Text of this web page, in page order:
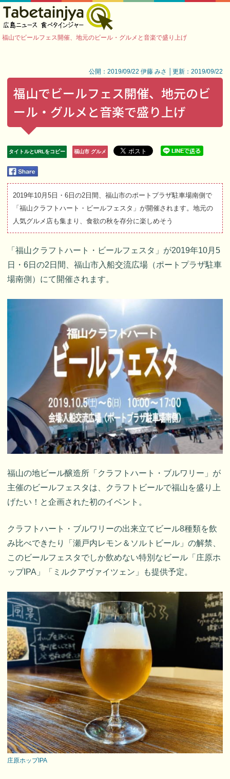
福山でビールフェス開催、地元のビール・グルメと音楽で盛り上げ
公開：2019/09/22 伊藤 みさ │更新：2019/09/22
福山でビールフェス開催、地元のビ
ール・グルメと音楽で盛り上げ
タイトルとURLをコピー 福山市 グルメ
2019年10月5日・6日の2日間、福山市のポートプラザ駐車場南側で
「福山クラフトハート・ビールフェスタ」が開催されます。地元の
人気グルメ店も集まり、食欲の秋を存分に楽しめそう
「福山クラフトハート・ビールフェスタ」が2019年10月5
日・6日の2日間、福山市入船交流広場（ポートプラザ駐車
場南側）にて開催されます。
福山の地ビール醸造所「クラフトハート・ブルワリー」が
主催のビールフェスタは、クラフトビールで福山を盛り上
げたい！と企画された初のイベント。
クラフトハート・ブルワリーの出来立てビール8種類を飲
み比べできたり「瀬戸内レモン＆ソルトビール」の解禁、
このビールフェスタでしか飲めない特別なビール「庄原ホ
ップIPA」「ミルクアヴァイツェン」も提供予定。
庄原ホップIPA